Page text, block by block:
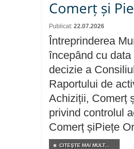
Comerț și
Publicat: 22.07.2026
Întreprinderea
începând cu
decizie a
Raportului de
Achiziții, Comerț
privind controlul
Comerț șiPiețe
CITEŞTE MAI MULT...